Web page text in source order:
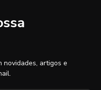
novidades, artigos e